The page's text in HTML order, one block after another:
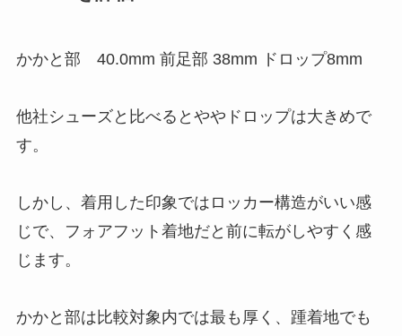
かかと部 40.0mm 前足部 38mm ドロップ8mm
他社シューズと比べるとややドロップは大きめで
す。
しかし、着用した印象ではロッカー構造がいい感
じで、フォアフット着地だと前に転がしやすく感
じます。
かかと部は比較対象内では最も厚く、踵着地でも